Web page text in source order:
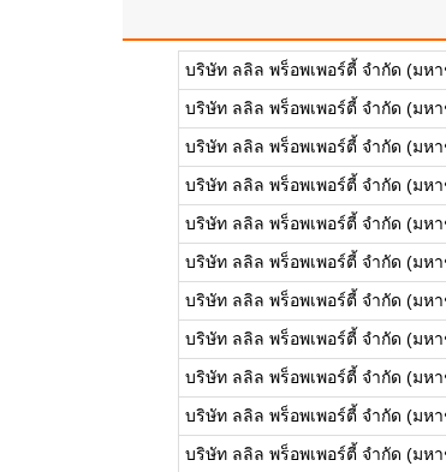
บริษัท ลลิล พร็อพเพอร์ตี้ จำกัด (มห
บริษัท ลลิล พร็อพเพอร์ตี้ จำกัด (มห
บริษัท ลลิล พร็อพเพอร์ตี้ จำกัด (มห
บริษัท ลลิล พร็อพเพอร์ตี้ จำกัด (มห
บริษัท ลลิล พร็อพเพอร์ตี้ จำกัด (มห
บริษัท ลลิล พร็อพเพอร์ตี้ จำกัด (มห
บริษัท ลลิล พร็อพเพอร์ตี้ จำกัด (มห
บริษัท ลลิล พร็อพเพอร์ตี้ จำกัด (มห
บริษัท ลลิล พร็อพเพอร์ตี้ จำกัด (มห
บริษัท ลลิล พร็อพเพอร์ตี้ จำกัด (มห
บริษัท ลลิล พร็อพเพอร์ตี้ จำกัด (มห